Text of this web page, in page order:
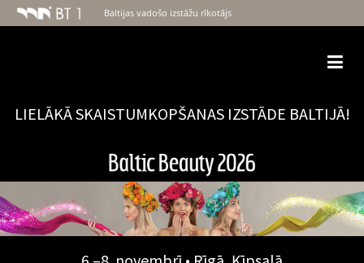
Baltijas vadošo izstāžu rīkotājs
LIELĀKĀ SKAISTUMKOPŠANAS IZSTĀDE BALTIJĀ!